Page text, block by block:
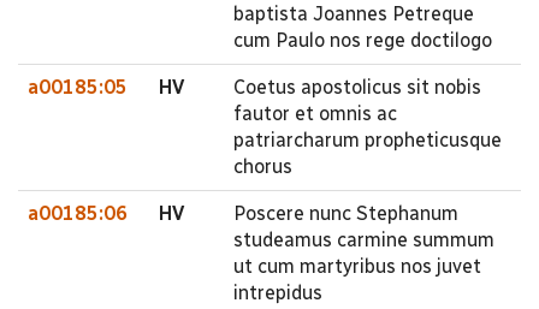
baptista Joannes Petreque
cum Paulo nos rege doctilogo
a00185:05 HV
Coetus apostolicus sit nobis
fautor et omnis ac
patriarcharum propheticusque
chorus
a00185:06 HV
Poscere nunc Stephanum
studeamus carmine summum
ut cum martyribus nos juvet
intrepidus